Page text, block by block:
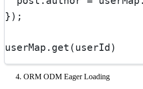
});
userMap. get (userId)
ORM ODM Eager Loading